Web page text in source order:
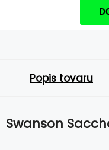
Popis tovaru
Swanson